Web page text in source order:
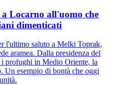
Locarno all'uomo che
dimenticati
l'ultimo saluto a Melki Toprak,
aramea. Dalla presidenza del
profughi in Medio Oriente, la
Un esempio di bontà che oggi